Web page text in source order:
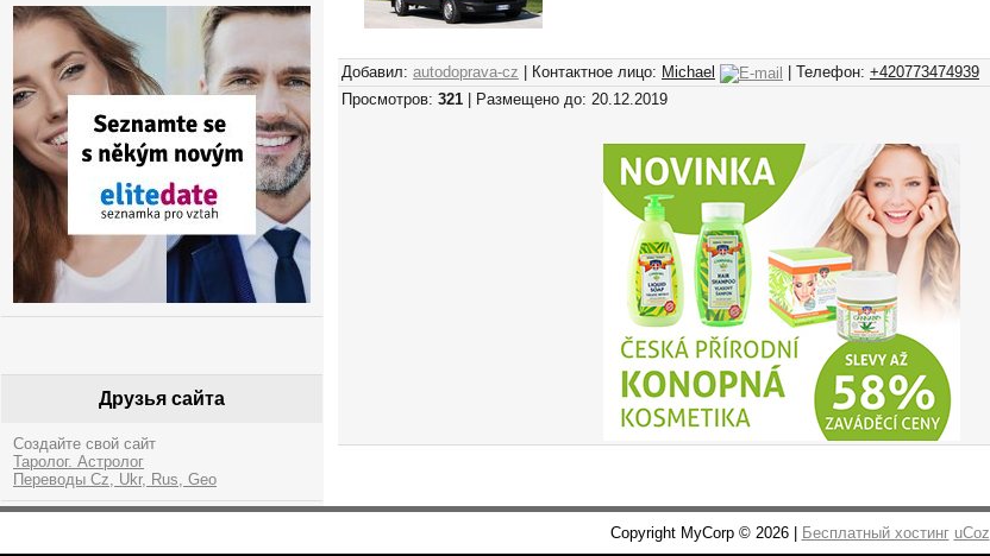
Друзья сайта
Создайте свой сайт
Таролог. Астролог
Переводы Cz, Ukr, Rus, Geo
Добавил: autodoprava-cz | Контактное лицо: Michael | Телефон: +420773474939
Просмотров: 321 | Размещено до: 20.12.2019
Copyright MyCorp © 2026 | Бесплатный хостинг uCoz